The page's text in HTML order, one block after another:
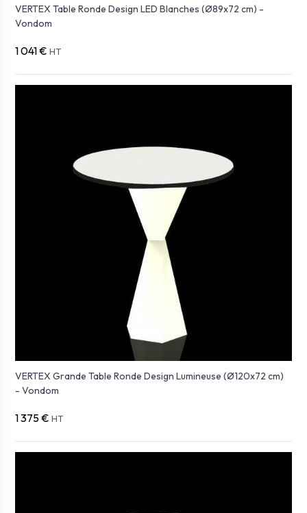
VERTEX Table Ronde Design LED Blanches (Ø89x72 cm) -
Vondom
1 041 € HT
VERTEX Grande Table Ronde Design Lumineuse (Ø120x72 cm)
- Vondom
1 375 € HT